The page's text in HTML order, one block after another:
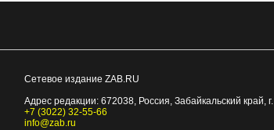
Сетевое издание ZAB.RU
Адрес редакции: 672038, Россия, Забайкальский край, г.
+7 (3022) 32-55-66
info@zab.ru